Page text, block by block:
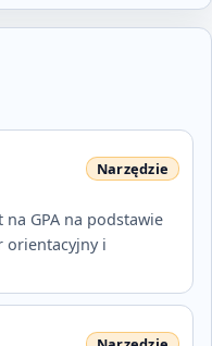
GPA na podstawie
orientacyjny i